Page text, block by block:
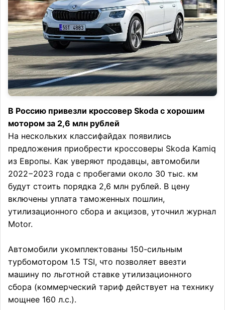
В Россию привезли кроссовер Skoda с хорошим
мотором за 2,6 млн рублей
На нескольких классифайдах появились
предложения приобрести кроссоверы Skoda Kamiq
из Европы. Как уверяют продавцы, автомобили
2022−2023 года с пробегами около 30 тыс. км
будут стоить порядка 2,6 млн рублей. В цену
включены уплата таможенных пошлин,
утилизационного сбора и акцизов, уточнил журнал
Motor.
Автомобили укомплектованы 150-сильным
турбомотором 1.5 TSI, что позволяет ввезти
машину по льготной ставке утилизационного
сбора (коммерческий тариф действует на технику
мощнее 160 л.с.).